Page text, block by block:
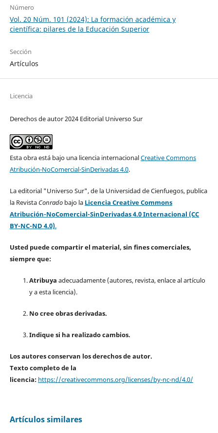
Número
Vol. 20 Núm. 101 (2024): La formación académica y
científica: pilares de la Educación Superior
Sección
Artículos
Licencia
Derechos de autor 2024 Editorial Universo Sur
Esta obra está bajo una licencia internacionalCreative Commons
Atribución-NoComercial-SinDerivadas 4.0.
La editorial "Universo Sur", de la Universidad de Cienfuegos, publica
la Revista Conradobajo la Licencia Creative Commons
Atribución-NoComercial-SinDerivadas 4.0 Internacional (CC
BY-NC-ND 4.0).
Usted puede compartir el material, sin fines comerciales,
siempre que:
Atribuya adecuadamente (autores, revista, enlace al artículo
y a esta licencia).
No cree obras derivadas.
Indique si ha realizado cambios.
Los autores conservan los derechos de autor.
Texto completo de la
licencia: https://creativecommons.org/licenses/by-nc-nd/4.0/
Artículos similares